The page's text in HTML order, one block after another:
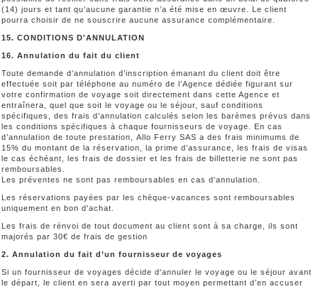
(14) jours et tant qu’aucune garantie n’a été mise en œuvre. Le client
pourra choisir de ne souscrire aucune assurance complémentaire.
15. CONDITIONS D'ANNULATION
16. Annulation du fait du client
Toute demande d’annulation d’inscription émanant du client doit être
effectuée soit par téléphone au numéro de l’Agence dédiée figurant sur
votre confirmation de voyage soit directement dans cette Agence et
entraînera, quel que soit le voyage ou le séjour, sauf conditions
spécifiques, des frais d’annulation calculés selon les barèmes prévus dans
les conditions spécifiques à chaque fournisseurs de voyage. En cas
d’annulation de toute prestation, Allo Ferry SAS a des frais minimums de
15% du montant de la réservation, la prime d’assurance, les frais de visas
le cas échéant, les frais de dossier et les frais de billetterie ne sont pas
remboursables.
Les préventes ne sont pas remboursables en cas d'annulation.
Les réservations payées par les chèque-vacances sont remboursables
uniquement en bon d'achat.
Les frais de rénvoi de tout document au client sont à sa charge, ils sont
majorés par 30€ de frais de gestion
2. Annulation du fait d’un fournisseur de voyages
Si un fournisseur de voyages décide d'annuler le voyage ou le séjour avant
le départ, le client en sera averti par tout moyen permettant d’en accuser